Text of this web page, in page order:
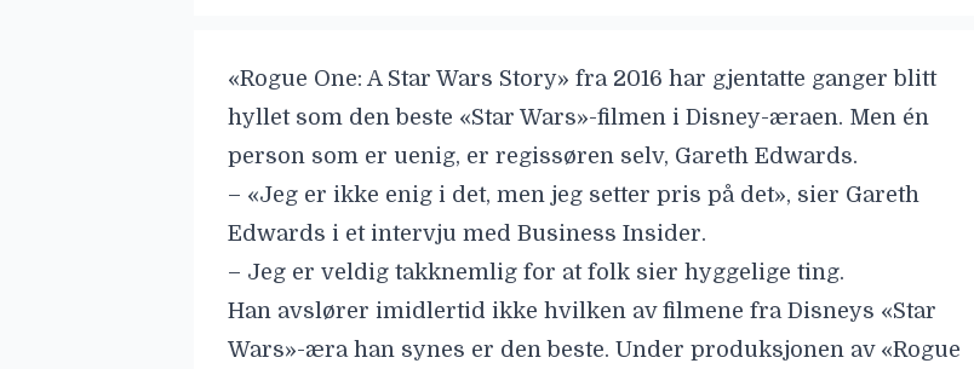
«Rogue One: A Star Wars Story» fra 2016 har gjentatte ganger blitt
hyllet som den beste «Star Wars»-filmen i Disney-æraen. Men én
person som er uenig, er regissøren selv, Gareth Edwards.
– «Jeg er ikke enig i det, men jeg setter pris på det», sier Gareth
Edwards i et intervju med Business Insider.
– Jeg er veldig takknemlig for at folk sier hyggelige ting.
Han avslører imidlertid ikke hvilken av filmene fra Disneys «Star
Wars»-æra han synes er den beste. Under produksjonen av «Rogue